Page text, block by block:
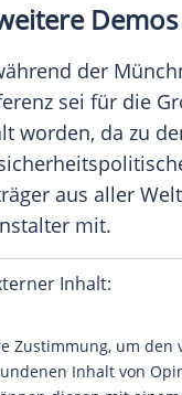
der
sei für die
worden, da zu
aus aller
mit.
Inhalt:
Zustimmung, um den
Inhalt von